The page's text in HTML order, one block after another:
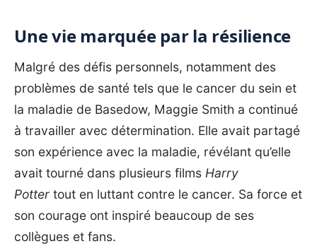
Une vie marquée par la résilience
Malgré des défis personnels, notamment des
problèmes de santé tels que le cancer du sein et
la maladie de Basedow, Maggie Smith a continué
à travailler avec détermination. Elle avait partagé
son expérience avec la maladie, révélant qu’elle
avait tourné dans plusieurs films Harry
Potter tout en luttant contre le cancer. Sa force et
son courage ont inspiré beaucoup de ses
collègues et fans.